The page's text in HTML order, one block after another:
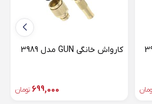
کارواش خانگی GUN مدل 3989
699,000 تومان